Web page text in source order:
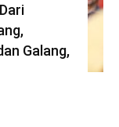
Galang,